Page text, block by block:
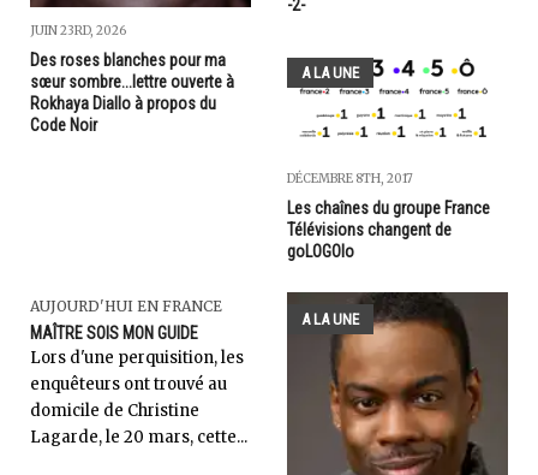
JUIN 23RD, 2026
Des roses blanches pour ma
sœur sombre...lettre ouverte à
Rokhaya Diallo à propos du
Code Noir
-2-
A LA UNE
DÉCEMBRE 8TH, 2017
Les chaînes du groupe France
Télévisions changent de
goLOGOlo
AUJOURD'HUI EN FRANCE
MAÎTRE SOIS MON GUIDE
Lors d'une perquisition, les
enquêteurs ont trouvé au
domicile de Christine
Lagarde, le 20 mars, cette...
A LA UNE